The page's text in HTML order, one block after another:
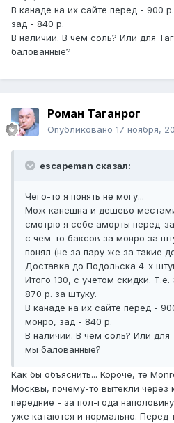
В канаде на их сайте перед - 900
зад - 840 р.
В наличии. В чем соль? Или для
балованные?
Pоман Таганрог
Опубликовано 17 ноября,
escapeman сказал:
Чего-то я понять не могу...
Мож канешна и дешево
смотрю я себе аморты перед-
с чем-то баксов за монро за
понял (не за пару же за такие
Доставка до Подольска 4-х
Итого 130, с учетом скидки.
870 р. за штуку.
В канаде на их сайте перед -
монро, зад - 840 р.
В наличии. В чем соль? Или для
мы балованные?
Как бы объяснить... Короче, те
Москвы, почему-то вытекли через
передние - за пол-года
уже катаются и нормально. Перед